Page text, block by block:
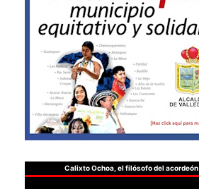
Calixto Ochoa, el filósofo del acordeón